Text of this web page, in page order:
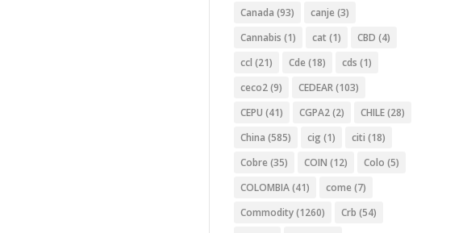
Canada (93) canje (3)
Cannabis (1) cat (1) CBD (4)
ccl (21) Cde (18) cds (1)
ceco2(9) CEDEAR(103)
CEPU (41) CGPA2(2) CHILE(28)
China (585) cig (1) citi (18)
Cobre (35) COIN (12) Colo (5)
COLOMBIA(41) come (7)
Commodity(1260) Crb (54)